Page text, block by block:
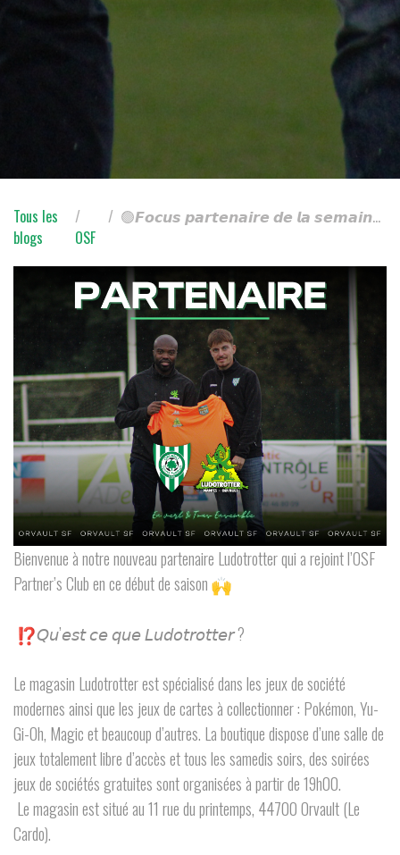
Tous les
blogs
OSF
🟢𝙁𝙤𝙘𝙪𝙨 𝙥𝙖𝙧𝙩𝙚𝙣𝙖𝙞𝙧𝙚 𝙙𝙚 𝙡𝙖 𝙨𝙚𝙢𝙖𝙞𝙣𝙚 : 𝙇𝙪𝙙𝙤𝙩𝙧𝙤𝙩𝙩𝙚𝙧 🎲
Bienvenue à notre nouveau partenaire Ludotrotter qui a rejoint l’OSF
Partner’s Club en ce début de saison
𝘘𝘶’𝘦𝘴𝘵 𝘤𝘦 𝘲𝘶𝘦 𝘓𝘶𝘥𝘰𝘵𝘳𝘰𝘵𝘵𝘦𝘳 ?
Le magasin Ludotrotter est spécialisé dans les jeux de société
modernes ainsi que les jeux de cartes à collectionner : Pokémon, Yu-
Gi-Oh, Magic et beaucoup d’autres. La boutique dispose d’une salle de
jeux totalement libre d’accès et tous les samedis soirs, des soirées
jeux de sociétés gratuites sont organisées à partir de 19h00.
Le magasin est situé au 11 rue du printemps, 44700 Orvault (Le
Cardo).